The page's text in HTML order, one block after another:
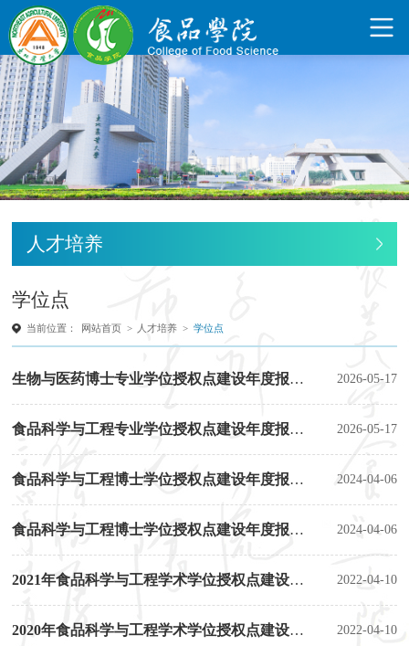
人才培养
学位点
当前位置： 网站首页 > 人才培养 > 学位点
生物与医药博士专业学位授权点建设年度报告（2025年） 2026-05-17
食品科学与工程专业学位授权点建设年度报告（2024年） 2026-05-17
食品科学与工程博士学位授权点建设年度报告（2023年） 2024-04-06
食品科学与工程博士学位授权点建设年度报告（2022年） 2024-04-06
2021年食品科学与工程学术学位授权点建设年度报告 2022-04-10
2020年食品科学与工程学术学位授权点建设年度报告 2022-04-10